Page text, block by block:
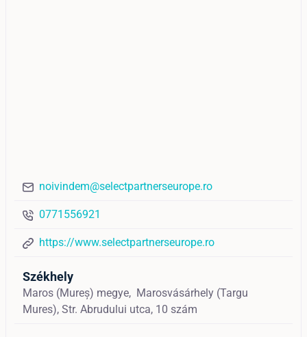
noivindem@selectpartnerseurope.ro
0771556921
https://www.selectpartnerseurope.ro
Székhely
Maros (Mureș) megye, Marosvásárhely (Targu
Mures), Str. Abrudului utca, 10 szám